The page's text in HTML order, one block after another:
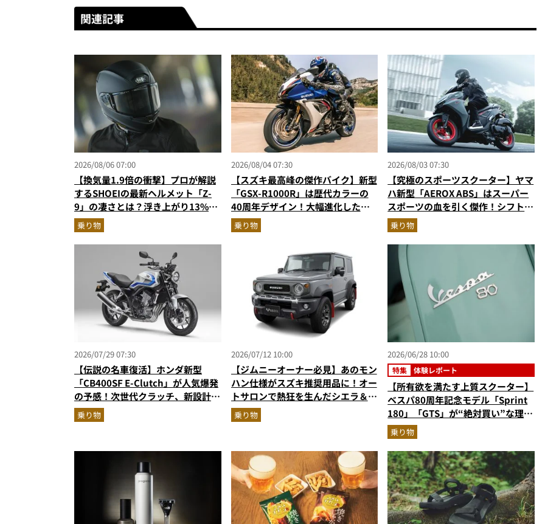
関連記事
2026/08/06 07:00
【換気量1.9倍の衝撃】プロが解説
するSHOEIの最新ヘルメット「Z-
9」の凄さとは？浮き上がり13%減
で高速ライドも超快適な傑作フルフ
ェイス
乗り物
2026/08/04 07:30
【スズキ最高峰の傑作バイク】新型
「GSX-R1000R」は歴代カラーの
40周年デザイン！大幅進化した至
高のスーパースポーツを乗り物ライ
ターが解説
乗り物
2026/08/03 07:30
【究極のスポーツスクーター】ヤマ
ハ新型「AEROX ABS」はスーパー
スポーツの血を引く傑作！シフトダ
ウン可能で街乗りからツーリングま
で最強
乗り物
2026/07/29 07:30
【伝説の名車復活】ホンダ新型
「CB400SF E-Clutch」が人気爆発
の予感！次世代クラッチ、新設計の
直列4気筒エンジン搭載
乗り物
2026/07/12 10:00
【ジムニーオーナー必見】あのモン
ハン仕様がスズキ推奨用品に！オー
トサロンで熱狂を生んだシエラ＆ノ
マド用「GOZELパーツ」が正規デ
ィーラーで取り扱い開始
乗り物
2026/06/28 10:00
特集 体験レポート
【所有欲を満たす上質スクーター】
ベスパ80周年記念モデル「Sprint
180」「GTS」が“絶対買い”な理由
とは？バイクのプロが生誕イベント
から実車レビュー！
乗り物